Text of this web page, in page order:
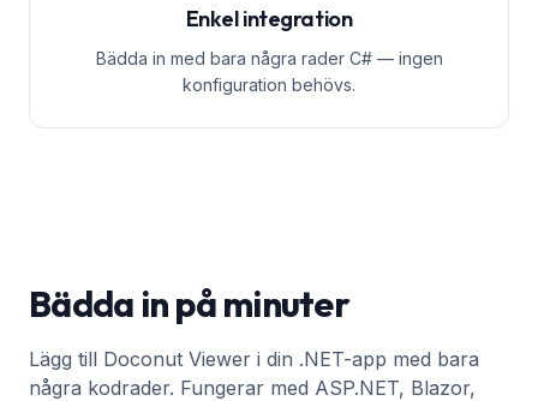
Enkel integration
Bädda in med bara några rader C# — ingen
konfiguration behövs.
Bädda in på minuter
Lägg till Doconut Viewer i din .NET-app med bara
några kodrader. Fungerar med ASP.NET, Blazor,